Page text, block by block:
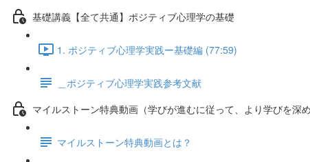
基礎講義【全て共通】ポジティブ心理学の基礎
1. ポジティブ心理学実践ー基礎編 (77:59)
＿ポジティブ心理学実践参考文献
マイルストーン特典動画（学びが進むに従って、より学びを深
マイルストーン特典動画とは？